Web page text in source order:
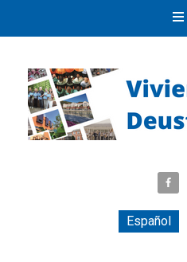
Español